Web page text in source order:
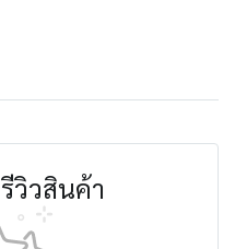
วิวสินค้า